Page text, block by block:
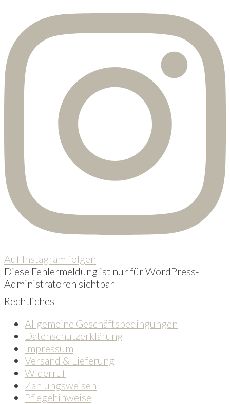
Auf Instagram folgen
Diese Fehlermeldung ist nur für WordPress-
Administratoren sichtbar
Rechtliches
Allgemeine Geschäftsbedingungen
Datenschutzerklärung
Impressum
Versand & Lieferung
Widerruf
Zahlungsweisen
Pflegehinweise